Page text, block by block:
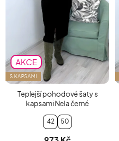
AKCE
S KAPSAMI
Teplejší pohodové šaty s
kapsami Nela černé
42 50